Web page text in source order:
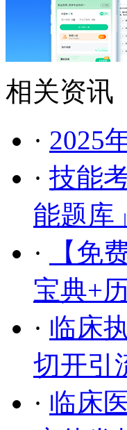
相关资讯
· 2025
· 技能
能题库
·
【免
宝典+
· 临床
切开引
· 临床